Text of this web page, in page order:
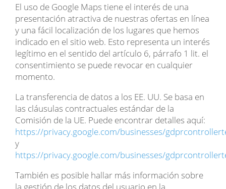
El uso de Google Maps tiene el interés de una
presentación atractiva de nuestras ofertas en línea
y una fácil localización de los lugares que hemos
indicado en el sitio web. Esto representa un interés
legítimo en el sentido del artículo 6, párrafo 1 lit. el
consentimiento se puede revocar en cualquier
momento.
La transferencia de datos a los EE. UU. Se basa en
las cláusulas contractuales estándar de la
Comisión de la UE. Puede encontrar detalles aquí:
https://privacy.google.com/businesses/
y
https://privacy.google.com/businesses/
También es posible hallar más información sobre
la gestión de los datos del usuario en la